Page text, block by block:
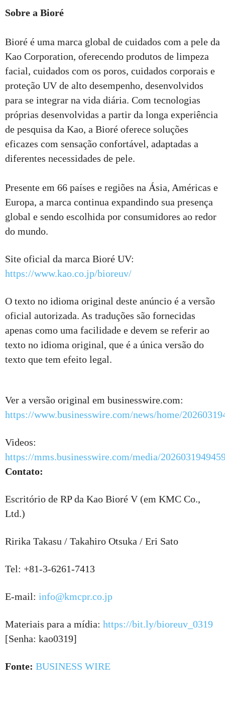
Sobre a Bioré
Bioré é uma marca global de cuidados com a pele da
Kao Corporation, oferecendo produtos de limpeza
facial, cuidados com os poros, cuidados corporais e
proteção UV de alto desempenho, desenvolvidos
para se integrar na vida diária. Com tecnologias
próprias desenvolvidas a partir da longa experiência
de pesquisa da Kao, a Bioré oferece soluções
eficazes com sensação confortável, adaptadas a
diferentes necessidades de pele.
Presente em 66 países e regiões na Ásia, Américas e
Europa, a marca continua expandindo sua presença
global e sendo escolhida por consumidores ao redor
do mundo.
Site oficial da marca Bioré UV:
https://www.kao.co.jp/bioreuv/
O texto no idioma original deste anúncio é a versão
oficial autorizada. As traduções são fornecidas
apenas como uma facilidade e devem se referir ao
texto no idioma original, que é a única versão do
texto que tem efeito legal.
Ver a versão original em businesswire.com:
https://www.businesswire.com/news/home/
Videos:
https://mms.businesswire.com/media/
Contato:
Escritório de RP da Kao Bioré V (em KMC Co.,
Ltd.)
Ririka Takasu / Takahiro Otsuka / Eri Sato
Tel: +81-3-6261-7413
E-mail: info@kmcpr.co.jp
Materiais para a mídia: https://bit.ly/bioreuv_0319
[Senha: kao0319]
Fonte: BUSINESS WIRE